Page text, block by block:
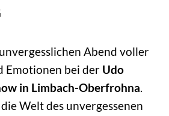
Abend voller
Emotionen bei der Udo
in Limbach-Oberfrohna.
Welt des unvergessenen